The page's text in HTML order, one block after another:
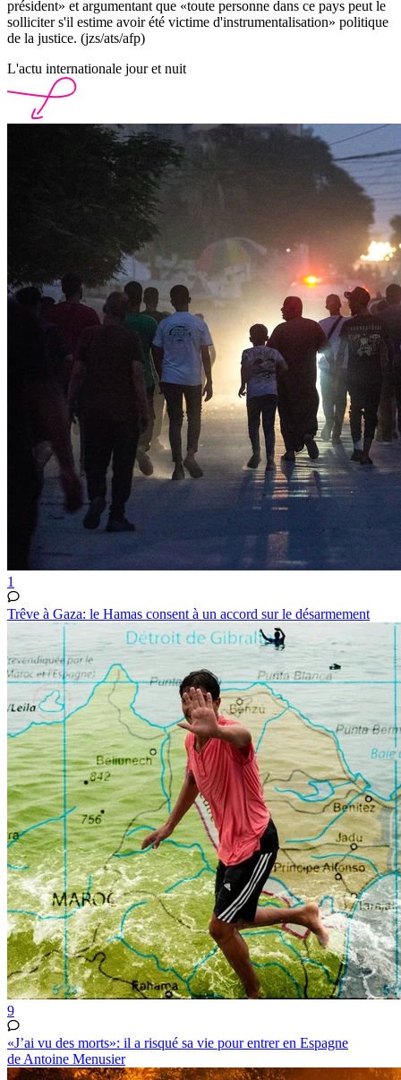
président» et argumentant que «toute personne dans ce pays peut le
solliciter s'il estime avoir été victime d'instrumentalisation» politique
de la justice. (jzs/ats/afp)
L'actu internationale jour et nuit
1
Trêve à Gaza: le Hamas consent à un accord sur le désarmement
9
«J’ai vu des morts»: il a risqué sa vie pour entrer en Espagne
de Antoine Menusier